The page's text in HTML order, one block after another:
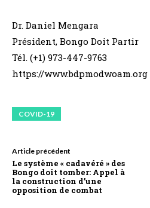
Dr. Daniel Mengara
Président, Bongo Doit Partir
Tél. (+1) 973-447-9763
https://www.bdpmodwoam.org
COVID-19
Article précédent
Le système « cadavéré » des
Bongo doit tomber: Appel à
la construction d’une
opposition de combat